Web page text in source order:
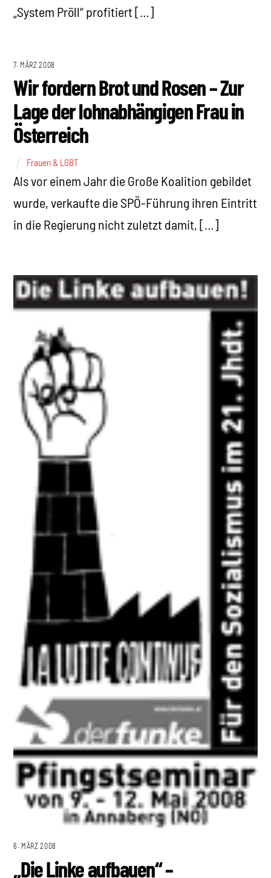
„System Pröll“ profitiert […]
7. MÄRZ 2008
Wir fordern Brot und Rosen – Zur
Lage der lohnabhängigen Frau in
Österreich
Frauen & LGBT
Als vor einem Jahr die Große Koalition gebildet
wurde, verkaufte die SPÖ-Führung ihren Eintritt
in die Regierung nicht zuletzt damit, […]
6. MÄRZ 2008
„Die Linke aufbauen“ –